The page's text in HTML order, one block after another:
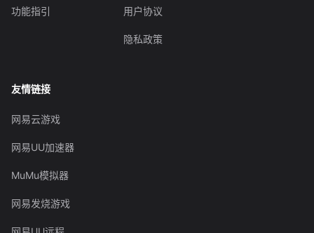
功能指引 用户协议
隐私政策
友情链接
网易云游戏
网易UU加速器
MuMu模拟器
网易发烧游戏